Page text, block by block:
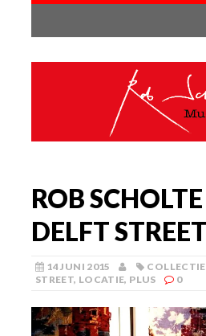
ROB
DELFT STREET
14 JUNI 2015 COLLECTIE
STREET, LOCATIE, PLUS 0